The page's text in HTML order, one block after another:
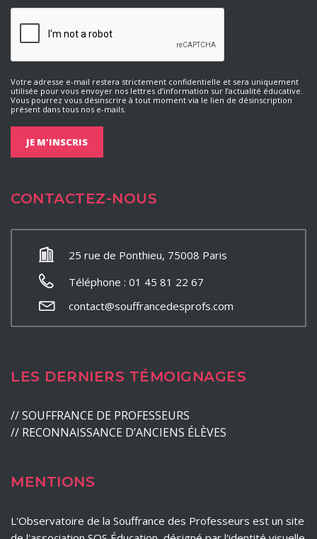
Votre adresse e-mail restera strictement confidentielle et sera uniquement
utilisée pour vous envoyer nos lettres d’information sur l’actualité éducative.
Vous pourrez vous désinscrire à tout moment via le lien de désinscription
présent dans tous nos e-mails.
CONTACTEZ-NOUS
25 rue de Ponthieu, 75008 Paris
Téléphone : 01 45 81 22 67
contact@souffrancedesprofs.com
LES DERNIERS TÉMOIGNAGES
//SOUFFRANCE DE PROFESSEURS
// RECONNAISSANCE D’ANCIENS ÉLÈVES
MENTIONS
L'Observatoire de la Souffrance des Professeurs est un site